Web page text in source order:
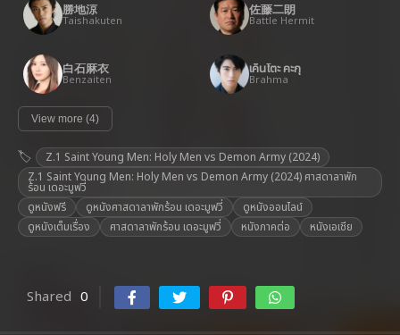
勝地涼
Taishakuten
佐藤二朗
Battle Hermit
白石麻衣
Benzaiten
เค็นโตะ คะกุ
Brahma
View more (4)
Z.1 Saint Young Men: Holy Men vs Demon Army (2024)
Z.1 Saint Young Men: Holy Men vs Demon Army (2024) ศาสดาลาพัก
ร้อน เดอะมูฟวี่
ดูหนังฟรี
ดูหนังศาสดาลาพักร้อน เดอะมูฟวี่
ดูหนังออนไลน์
ดูหนังเต็มเรื่อง
ศาสดาลาพักร้อน เดอะมูฟวี่ หนังภาคต่อ หนังเอเชีย
Shared 0